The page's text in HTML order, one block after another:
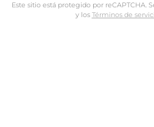
Este sitio está protegido por reCAPTCHA.
y los Términos de